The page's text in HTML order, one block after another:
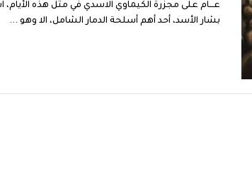
عـــام على مجزرة الكيماوي الاسدي في مثل هذه
بشار الأسد، أحد أهم أسلحة الدمار الشامل، الا وهو ...